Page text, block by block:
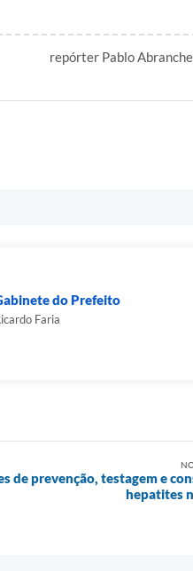
repórter Pablo
do Prefeito
Faria
de prevenção, testagem e
hepatites